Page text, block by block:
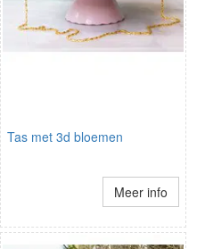
Tas met 3d bloemen
Meer info